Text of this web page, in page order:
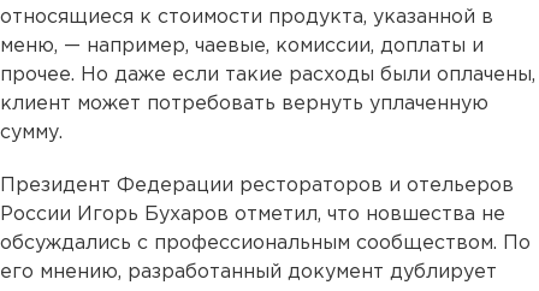
относящиеся к стоимости продукта, указанной в
меню, — например, чаевые, комиссии, доплаты и
прочее. Но даже если такие расходы были оплачены,
клиент может потребовать вернуть уплаченную
сумму.
Президент Федерации рестораторов и отельеров
России Игорь Бухаров отметил, что новшества не
обсуждались с профессиональным сообществом. По
его мнению, разработанный документ дублирует